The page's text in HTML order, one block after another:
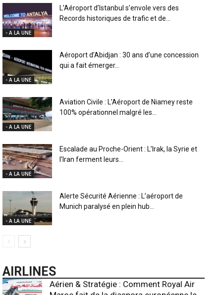
- A LA UNE
L’Aéroport d’Istanbul s’envole vers des
Records historiques de trafic et de...
- A LA UNE
Aéroport d’Abidjan : 30 ans d’une concession
qui a fait émerger...
- A LA UNE
Aviation Civile : L’Aéroport de Niamey reste
100% opérationnel malgré les...
- A LA UNE
Escalade au Proche-Orient : L’Irak, la Syrie et
l’Iran ferment leurs...
- A LA UNE
Alerte Sécurité Aérienne : L’aéroport de
Munich paralysé en plein hub...
AIRLINES
Aérien & Stratégie : Comment Royal Air